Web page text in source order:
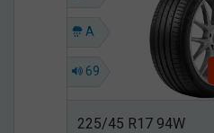
A
69
225/45 R17 94W